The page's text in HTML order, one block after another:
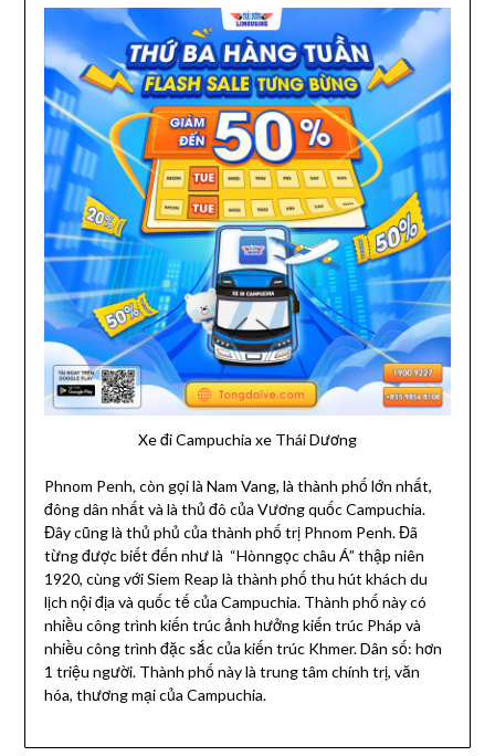
Xe đi Campuchia xe Thái Dương
Phnom Penh, còn gọi là Nam Vang, là thành phố lớn nhất,
đông dân nhất và là thủ đô của Vương quốc Campuchia.
Đây cũng là thủ phủ của thành phố trị Phnom Penh. Đã
từng được biết đến như là “Hònngọc châu Á” thập niên
1920, cùng với Siem Reap là thành phố thu hút khách du
lịch nội địa và quốc tế của Campuchia. Thành phố này có
nhiều công trình kiến trúc ảnh hưởng kiến trúc Pháp và
nhiều công trình đặc sắc của kiến trúc Khmer. Dân số: hơn
1 triệu người. Thành phố này là trung tâm chính trị, văn
hóa, thương mại của Campuchia.